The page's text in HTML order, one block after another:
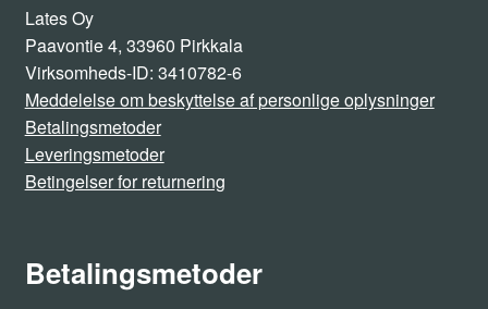
Lates Oy
Paavontie 4, 33960 Pirkkala
Virksomheds-ID: 3410782-6
Meddelelse om beskyttelse af personlige oplysninger
Betalingsmetoder
Leveringsmetoder
Betingelser for returnering
Betalingsmetoder